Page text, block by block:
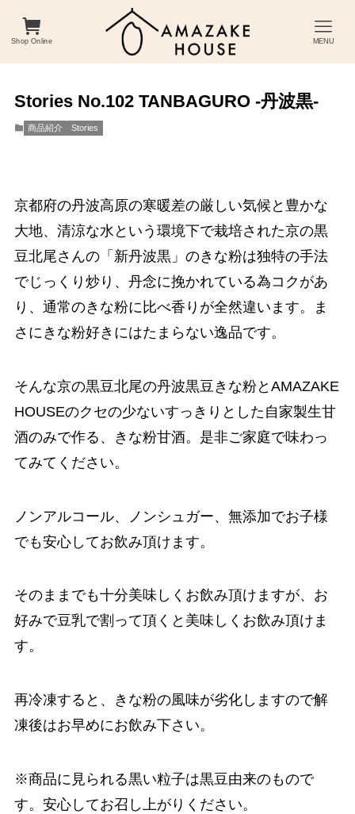
Shop Online MENU
Stories No.102 TANBAGURO -丹波黒-
商品紹介 Stories
京都府の丹波高原の寒暖差の厳しい気候と豊かな
大地、清涼な水という環境下で栽培された京の黒
豆北尾さんの「新丹波黒」のきな粉は独特の手法
でじっくり炒り、丹念に挽かれている為コクがあ
り、通常のきな粉に比べ香りが全然違います。ま
さにきな粉好きにはたまらない逸品です。
そんな京の黒豆北尾の丹波黒豆きな粉とAMAZAKE
HOUSEのクセの少ないすっきりとした自家製生甘
酒のみで作る、きな粉甘酒。是非ご家庭で味わっ
てみてください。
ノンアルコール、ノンシュガー、無添加でお子様
でも安心してお飲み頂けます。
そのままでも十分美味しくお飲み頂けますが、お
好みで豆乳で割って頂くと美味しくお飲み頂けま
す。
再冷凍すると、きな粉の風味が劣化しますので解
凍後はお早めにお飲み下さい。
※商品に見られる黒い粒子は黒豆由来のもので
す。安心してお召し上がりください。